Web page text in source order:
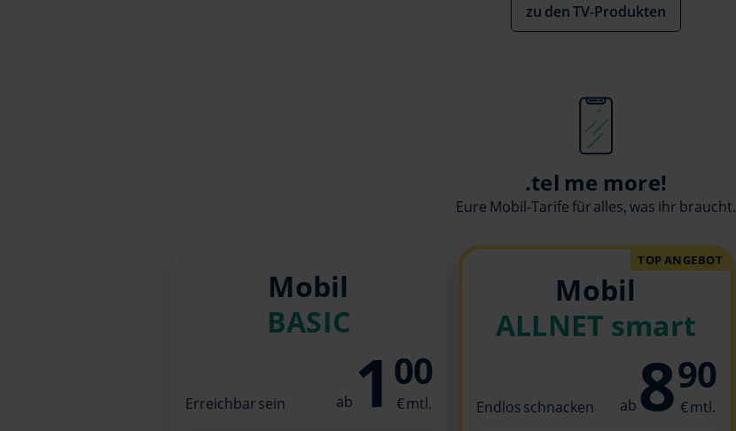
zu den TV-Produkten
.tel me more!
Eure Mobil-Tarife für alles, was ihr braucht.
Mobil
BASIC
Erreichbar sein 1 00
TOP ANGEBOT
Mobil
ALLNET smart
Endlos schnacken 890